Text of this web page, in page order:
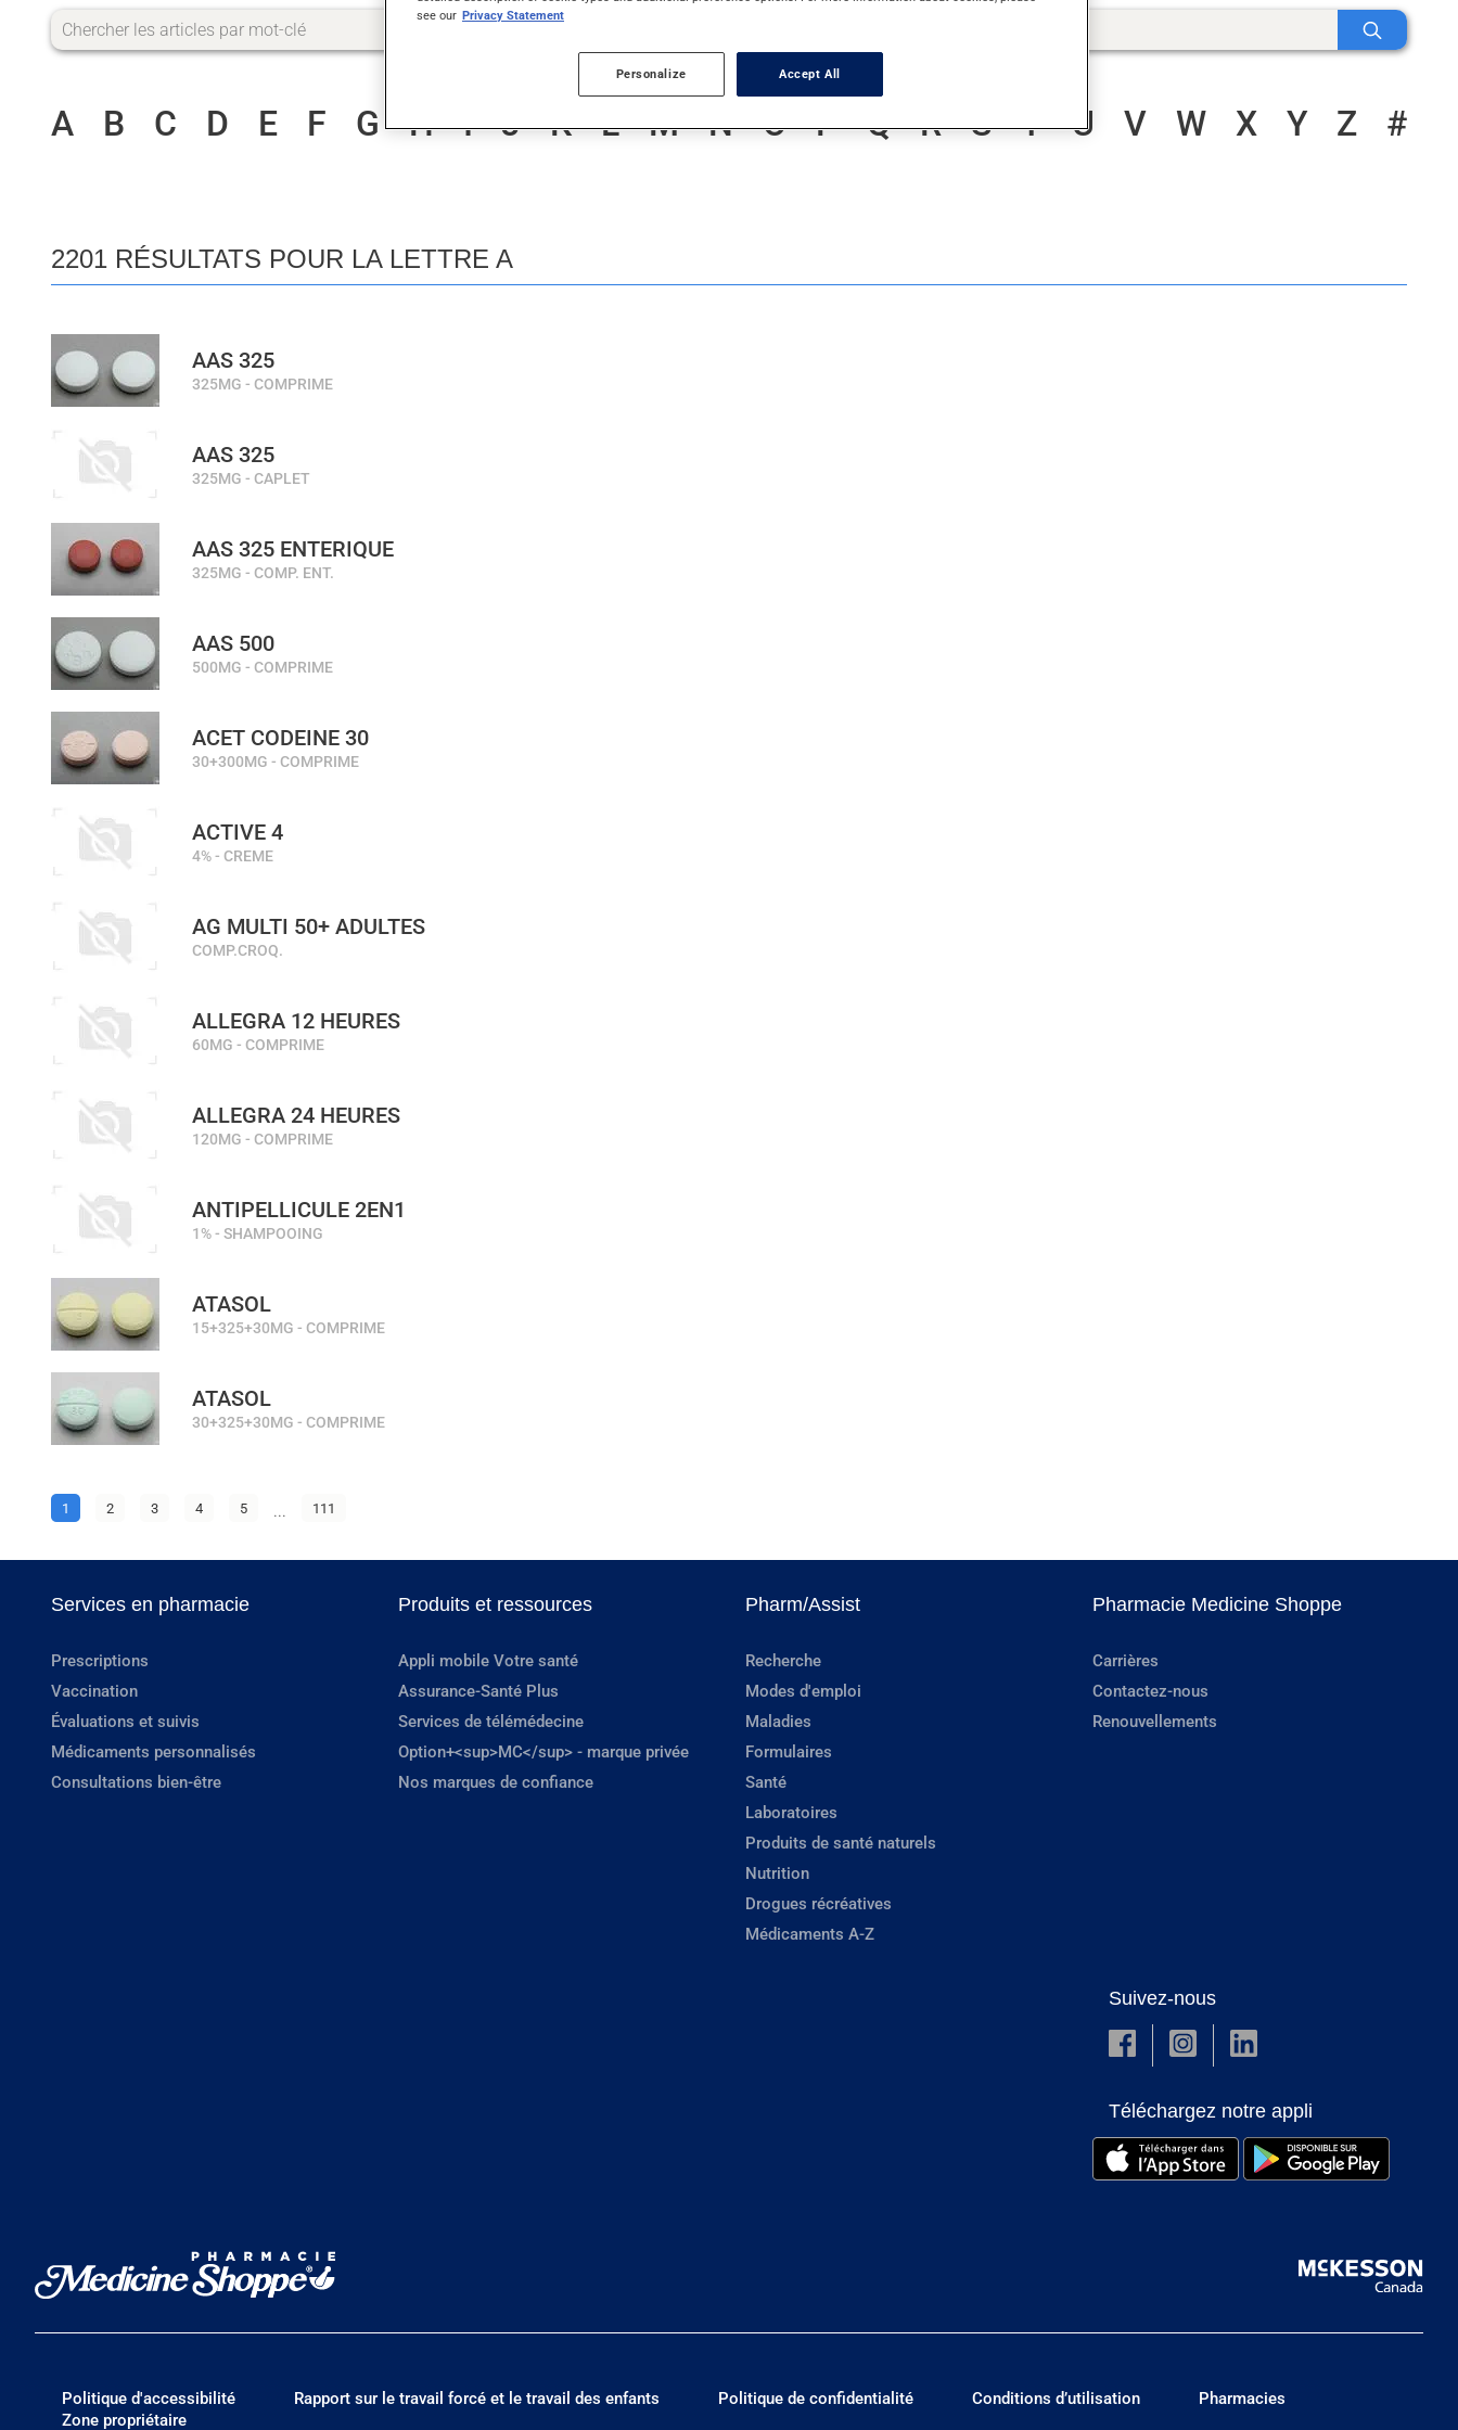
A B C D E F G H I J K L M N O P Q R S T U V W X Y Z #
2201 RÉSULTATS POUR LA LETTRE A
AAS 325
325MG - COMPRIME
AAS 325
325MG - CAPLET
AAS 325 ENTERIQUE
325MG - COMP. ENT.
AAS 500
500MG - COMPRIME
ACET CODEINE 30
30+300MG - COMPRIME
ACTIVE 4
4% - CREME
AG MULTI 50+ ADULTES
COMP.CROQ.
ALLEGRA 12 HEURES
60MG - COMPRIME
ALLEGRA 24 HEURES
120MG - COMPRIME
ANTIPELLICULE 2EN1
1% - SHAMPOOING
ATASOL
15+325+30MG - COMPRIME
ATASOL
30+325+30MG - COMPRIME
1 2 3 4 5 ... 111
Services en pharmacie
Prescriptions
Vaccination
Évaluations et suivis
Médicaments personnalisés
Consultations bien-être
Produits et ressources
Appli mobile Votre santé
Assurance-Santé Plus
Services de télémédecine
Option+<sup>MC</sup> - marque privée
Nos marques de confiance
Pharm/Assist
Recherche
Modes d'emploi
Maladies
Formulaires
Santé
Laboratoires
Produits de santé naturels
Nutrition
Drogues récréatives
Médicaments A-Z
Pharmacie Medicine Shoppe
Carrières
Contactez-nous
Renouvellements
Suivez-nous
Téléchargez notre appli
Politique d'accessibilité Rapport sur le travail forcé et le travail des enfants Politique de confidentialité Conditions d’utilisation
Pharmacies
Zone propriétaire
see our Privacy Statement
Personalize Accept All